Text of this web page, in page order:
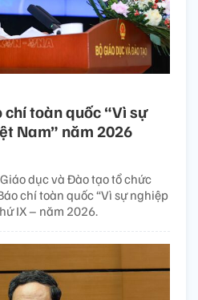
chí toàn quốc “Vì sự
Nam” năm 2026
dục và Đào tạo tổ chức
chí toàn quốc “Vì sự nghiệp
IX – năm 2026.